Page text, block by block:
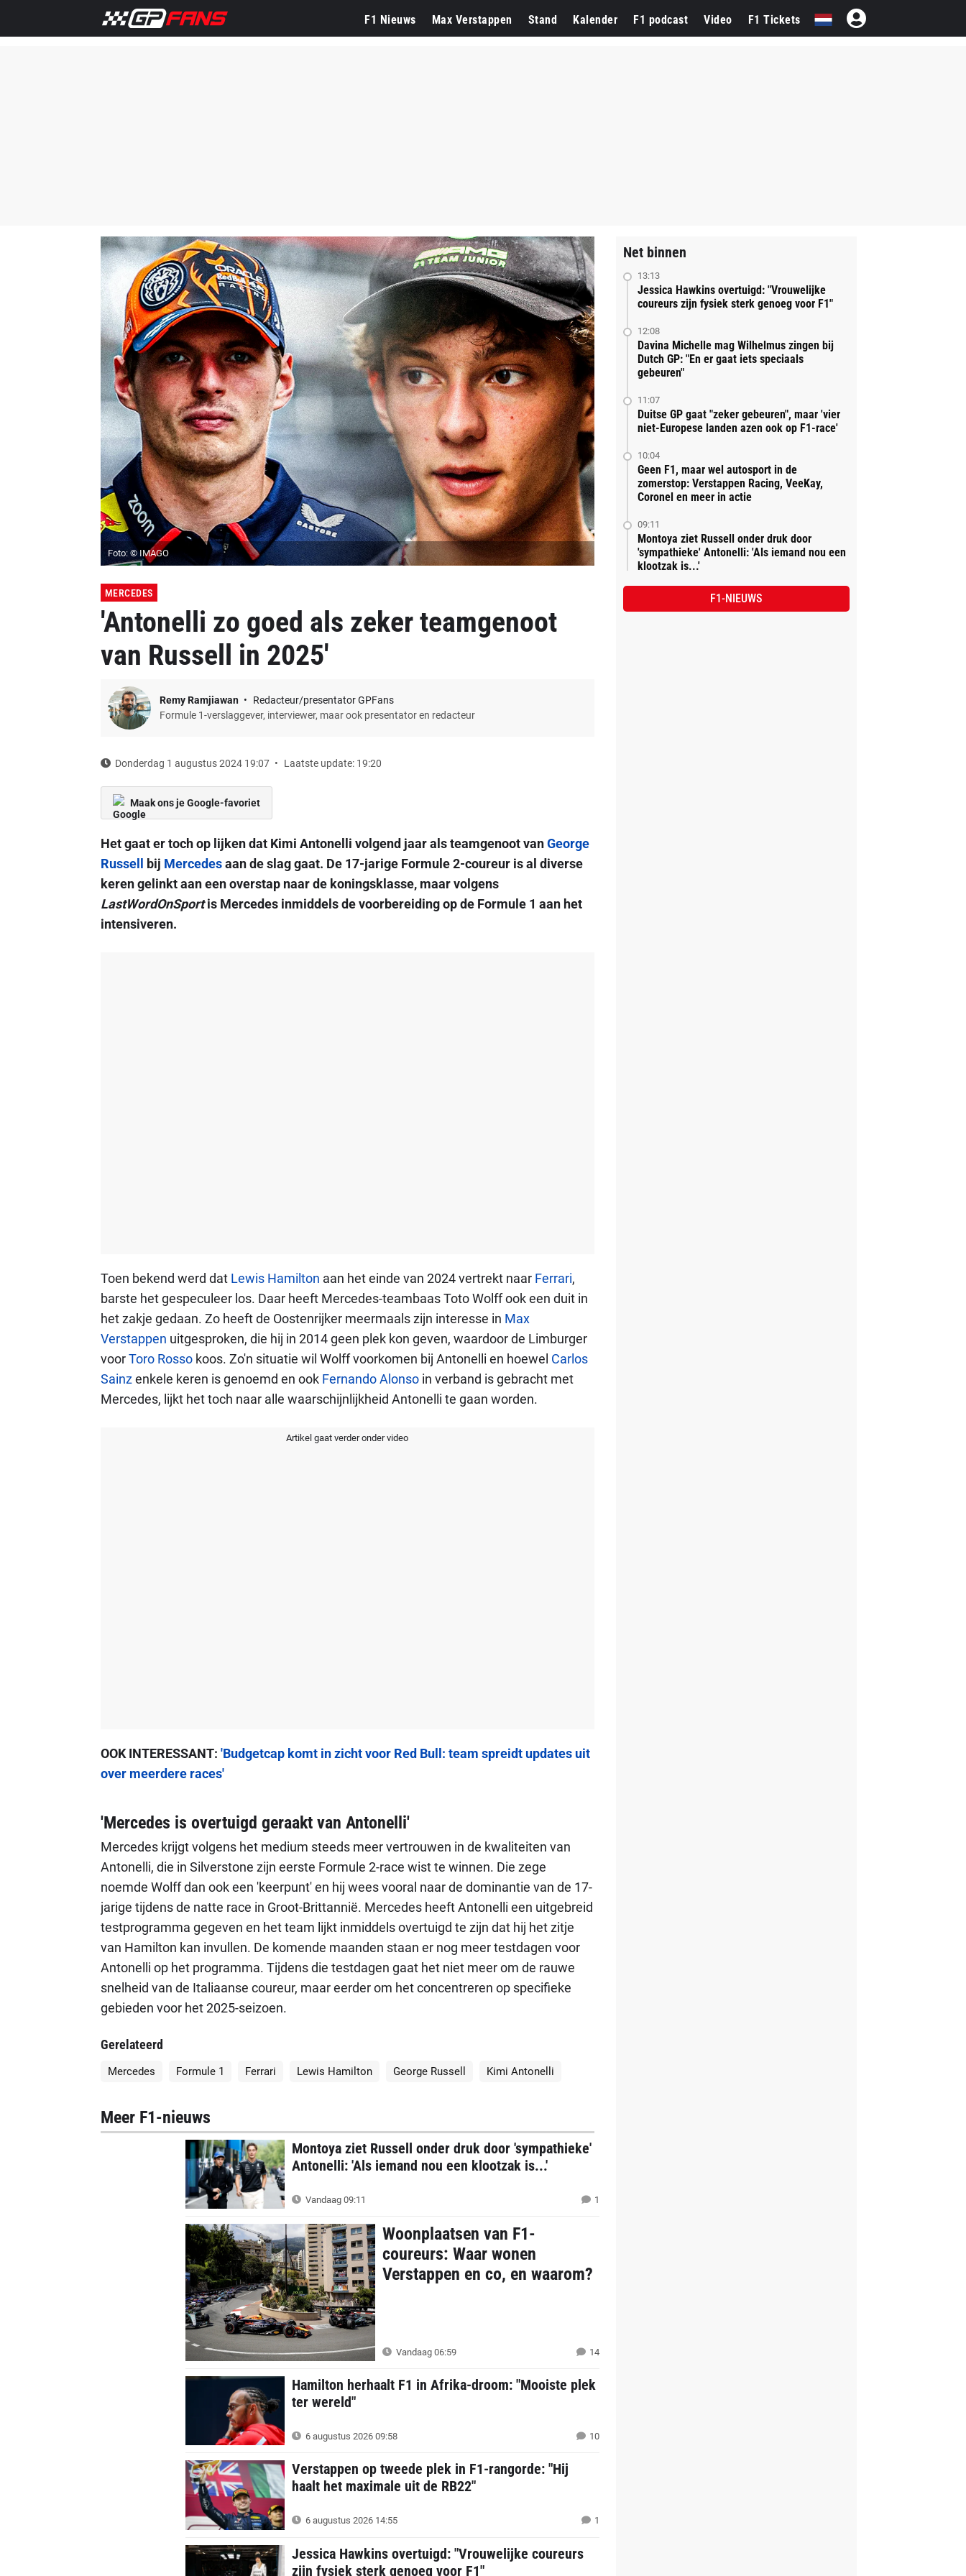
F1 Nieuws Max Verstappen Stand Kalender F1 podcast Video F1 Tickets
Foto: © IMAGO
MERCEDES
'Antonelli zo goed als zeker teamgenoot
van Russell in 2025'
Remy Ramjiawan
Redacteur/presentator GPFans
Formule 1-verslaggever, interviewer, maar ook presentator en redacteur
Donderdag 1 augustus 2024 19:07 Laatste update: 19:20
Maak ons je Google-favoriet
Het gaat er toch op lijken dat Kimi Antonelli volgend jaar als teamgenoot vanGeorge
Russell
bij Mercedesaan de slag gaat. De 17-jarige Formule 2-coureur is al diverse
keren gelinkt aan een overstap naar de koningsklasse, maar volgens
LastWordOnSportis Mercedes inmiddels de voorbereiding op de Formule 1 aan het
intensiveren.
Toen bekend werd dat Lewis Hamilton aan het einde van 2024 vertrekt naar Ferrari,
barste het gespeculeer los. Daar heeft Mercedes-teambaas Toto Wolff ook een duit in
het zakje gedaan. Zo heeft de Oostenrijker meermaals zijn interesse in Max
Verstappen uitgesproken, die hij in 2014 geen plek kon geven, waardoor de Limburger
voorToro Rossokoos. Zo'n situatie wil Wolff voorkomen bij Antonelli en hoewel Carlos
Sainzenkele keren is genoemd en ook Fernando Alonsoin verband is gebracht met
Mercedes, lijkt het toch naar alle waarschijnlijkheid Antonelli te gaan worden.
Artikel gaat verder onder video
OOK INTERESSANT: 'Budgetcap komt in zicht voor Red Bull: team spreidt updates uit
over meerdere races'
'Mercedes is overtuigd geraakt van Antonelli'
Mercedes krijgt volgens het medium steeds meer vertrouwen in de kwaliteiten van
Antonelli, die in Silverstone zijn eerste Formule 2-race wist te winnen. Die zege
noemde Wolff dan ook een 'keerpunt' en hij wees vooral naar de dominantie van de 17-
jarige tijdens de natte race in Groot-Brittannië. Mercedes heeft Antonelli een uitgebreid
testprogramma gegeven en het team lijkt inmiddels overtuigd te zijn dat hij het zitje
van Hamilton kan invullen. De komende maanden staan er nog meer testdagen voor
Antonelli op het programma. Tijdens die testdagen gaat het niet meer om de rauwe
snelheid van de Italiaanse coureur, maar eerder om het concentreren op specifieke
gebieden voor het 2025-seizoen.
Gerelateerd
Mercedes Formule 1 Ferrari Lewis Hamilton George Russell Kimi Antonelli
Meer F1-nieuws
Montoya ziet Russell onder druk door 'sympathieke'
Antonelli: 'Als iemand nou een klootzak is...'
Vandaag 09:11 1
Woonplaatsen van F1-
coureurs: Waar wonen
Verstappen en co, en waarom?
Vandaag 06:59 14
Hamilton herhaalt F1 in Afrika-droom: "Mooiste plek
ter wereld"
6 augustus 2026 09:58 10
Verstappen op tweede plek in F1-rangorde: "Hij
haalt het maximale uit de RB22"
6 augustus 2026 14:55 1
Jessica Hawkins overtuigd: "Vrouwelijke coureurs
zijn fysiek sterk genoeg voor F1"
Net binnen
13:13
Jessica Hawkins overtuigd: "Vrouwelijke
coureurs zijn fysiek sterk genoeg voor F1"
12:08
Davina Michelle mag Wilhelmus zingen bij
Dutch GP: "En er gaat iets speciaals
gebeuren"
11:07
Duitse GP gaat "zeker gebeuren", maar 'vier
niet-Europese landen azen ook op F1-race'
10:04
Geen F1, maar wel autosport in de
zomerstop: Verstappen Racing, VeeKay,
Coronel en meer in actie
09:11
Montoya ziet Russell onder druk door
'sympathieke' Antonelli: 'Als iemand nou een
klootzak is...'
F1-NIEUWS